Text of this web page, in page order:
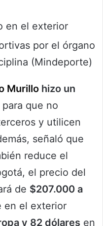
en el exterior
por el órgano
(Mindeporte)
Murillo hizo un
para que no
y utilicen
señaló que
reduce el
el precio del
de $207.000 a
en el exterior
y 82 dólares en